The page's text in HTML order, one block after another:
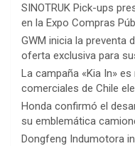
SINOTRUK Pick-ups
en la Expo Compras
GWM inicia la preventa
oferta exclusiva para
La campaña «Kia In»
comerciales de Chile
Honda confirmó el
su emblemática
Dongfeng Indumotora